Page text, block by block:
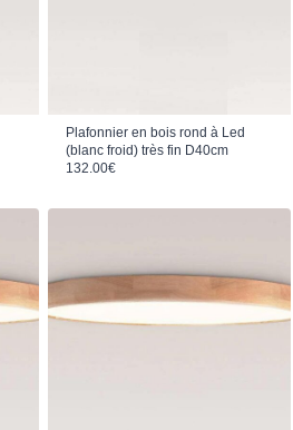
Plafonnier en bois rond à Led
(blanc froid) très fin D40cm
132.00€